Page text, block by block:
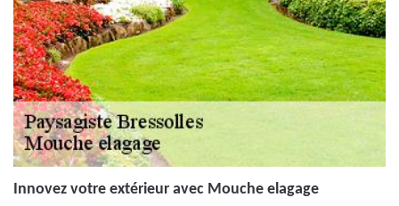
Innovez votre extérieur avec Mouche elagage